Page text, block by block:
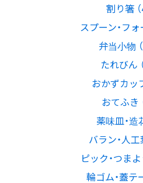
割り箸 （
スプーン・フォ
弁当小物
たれびん
おかずカッ
おてふき
薬味皿・造
バラン・人工
ピック・つまよ
輪ゴム・蓋テ